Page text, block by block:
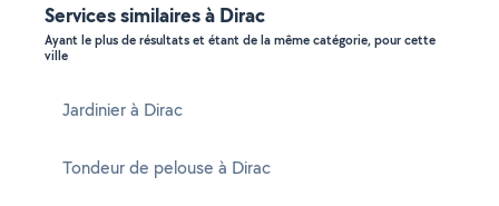
Services similaires à Dirac
Ayant le plus de résultats et étant de la même catégorie, pour cette
ville
Jardinier à Dirac
Tondeur de pelouse à Dirac